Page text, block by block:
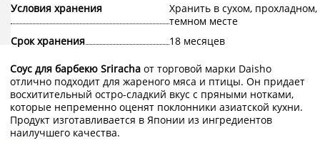
Условия хранения
Хранить в сухом, прохладном,
темном месте
Срок хранения
18 месяцев
Соус для барбекю Sriracha от торговой марки Daisho
отлично подходит для жареного мяса и птицы. Он придает
восхитительный остро-сладкий вкус с пряными нотками,
которые непременно оценят поклонники азиатской кухни.
Продукт изготавливается в Японии из ингредиентов
наилучшего качества.